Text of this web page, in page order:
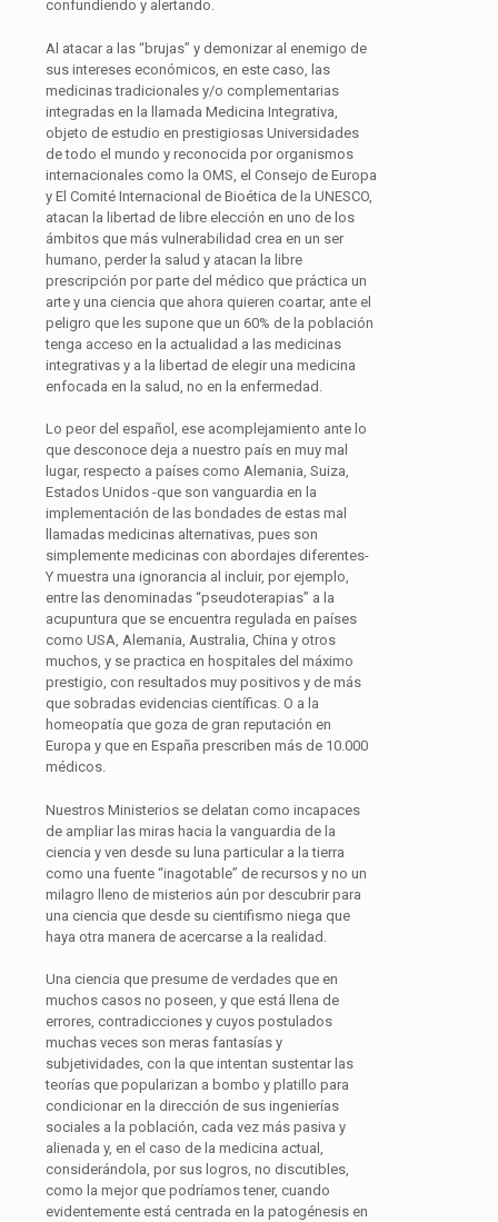
confundiendo y alertando.
Al atacar a las “brujas” y demonizar al enemigo de
sus intereses económicos, en este caso, las
medicinas tradicionales y/o complementarias
integradas en la llamada Medicina Integrativa,
objeto de estudio en prestigiosas Universidades
de todo el mundo y reconocida por organismos
internacionales como la OMS, el Consejo de Europa
y El Comité Internacional de Bioética de la UNESCO,
atacan la libertad de libre elección en uno de los
ámbitos que más vulnerabilidad crea en un ser
humano, perder la salud y atacan la libre
prescripción por parte del médico que práctica un
arte y una ciencia que ahora quieren coartar, ante el
peligro que les supone que un 60% de la población
tenga acceso en la actualidad a las medicinas
integrativas y a la libertad de elegir una medicina
enfocada en la salud, no en la enfermedad.
Lo peor del español, ese acomplejamiento ante lo
que desconoce deja a nuestro país en muy mal
lugar, respecto a países como Alemania, Suiza,
Estados Unidos -que son vanguardia en la
implementación de las bondades de estas mal
llamadas medicinas alternativas, pues son
simplemente medicinas con abordajes diferentes-
Y muestra una ignorancia al incluir, por ejemplo,
entre las denominadas “pseudoterapias” a la
acupuntura que se encuentra regulada en países
como USA, Alemania, Australia, China y otros
muchos, y se practica en hospitales del máximo
prestigio, con resultados muy positivos y de más
que sobradas evidencias científicas. O a la
homeopatía que goza de gran reputación en
Europa y que en España prescriben más de 10.000
médicos.
Nuestros Ministerios se delatan como incapaces
de ampliar las miras hacia la vanguardia de la
ciencia y ven desde su luna particular a la tierra
como una fuente “inagotable” de recursos y no un
milagro lleno de misterios aún por descubrir para
una ciencia que desde su cientifismo niega que
haya otra manera de acercarse a la realidad.
Una ciencia que presume de verdades que en
muchos casos no poseen, y que está llena de
errores, contradicciones y cuyos postulados
muchas veces son meras fantasías y
subjetividades, con la que intentan sustentar las
teorías que popularizan a bombo y platillo para
condicionar en la dirección de sus ingenierías
sociales a la población, cada vez más pasiva y
alienada y, en el caso de la medicina actual,
considerándola, por sus logros, no discutibles,
como la mejor que podríamos tener, cuando
evidentemente está centrada en la patogénesis en